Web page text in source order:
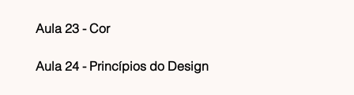
Aula 23 - Cor
Aula 24 - Princípios do Design